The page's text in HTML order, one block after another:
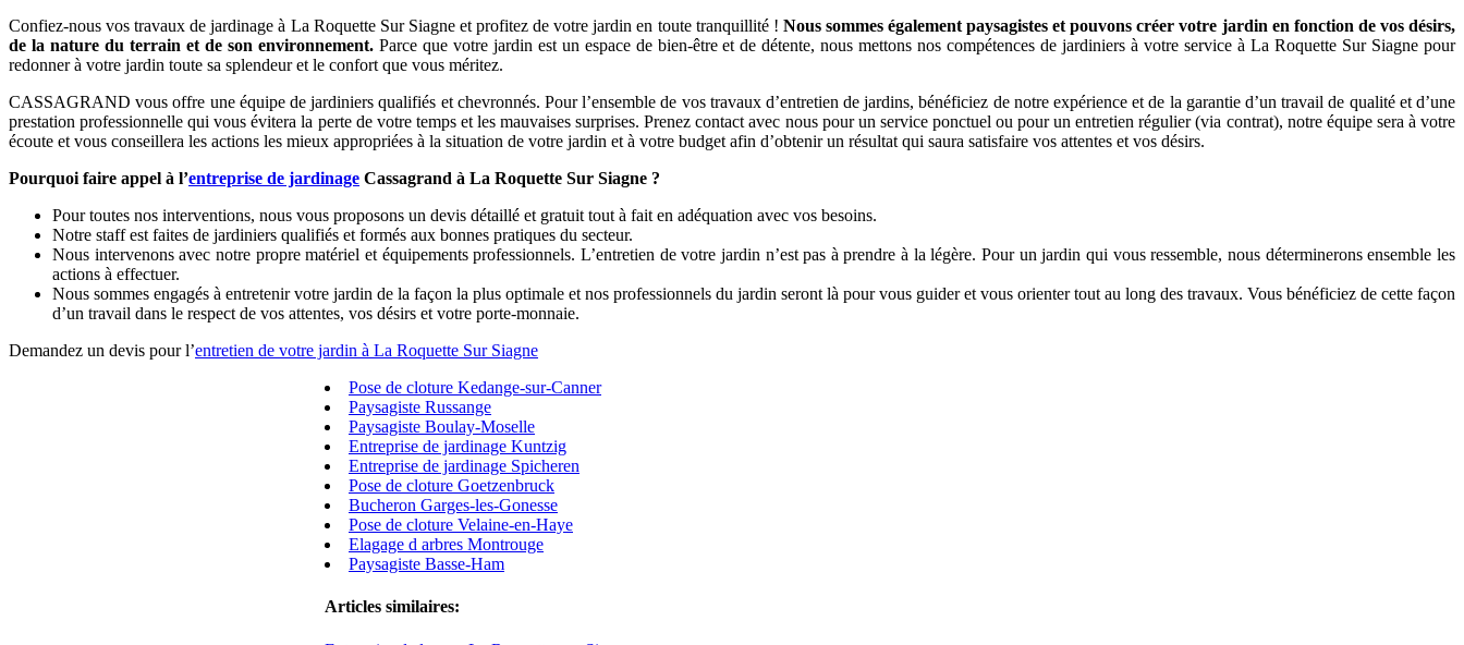
Confiez-nous vos travaux de jardinage à La Roquette Sur Siagne et profitez de votre jardin en toute tranquillité ! Nous sommes également paysagistes et pouvons créer votre jardin en fonction de vos désirs,
de la nature du terrain et de son environnement.Parce que votre jardin est un espace de bien-être et de détente, nous mettons nos compétences de jardiniers à votre service à La Roquette Sur Siagne pour
redonner à votre jardin toute sa splendeur et le confort que vous méritez.
CASSAGRAND vous offre une équipe de jardiniers qualifiés et chevronnés. Pour l’ensemble de vos travaux d’entretien de jardins, bénéficiez de notre expérience et de la garantie d’un travail de qualité et d’une
prestation professionnelle qui vous évitera la perte de votre temps et les mauvaises surprises. Prenez contact avec nous pour un service ponctuel ou pour un entretien régulier (via contrat), notre équipe sera à votre
écoute et vous conseillera les actions les mieux appropriées à la situation de votre jardin et à votre budget afin d’obtenir un résultat qui saura satisfaire vos attentes et vos désirs.
Pourquoi faire appel à l’entreprise de jardinage Cassagrand à La Roquette Sur Siagne ?
Pour toutes nos interventions, nous vous proposons un devis détaillé et gratuit tout à fait en adéquation avec vos besoins.
Notre staff est faites de jardiniers qualifiés et formés aux bonnes pratiques du secteur.
Nous intervenons avec notre propre matériel et équipements professionnels. L’entretien de votre jardin n’est pas à prendre à la légère. Pour un jardin qui vous ressemble, nous déterminerons ensemble les
actions à effectuer.
Nous sommes engagés à entretenir votre jardin de la façon la plus optimale et nos professionnels du jardin seront là pour vous guider et vous orienter tout au long des travaux. Vous bénéficiez de cette façon
d’un travail dans le respect de vos attentes, vos désirs et votre porte-monnaie.
Demandez un devis pour l’entretien de votre jardin à La Roquette Sur Siagne
Pose de cloture Kedange-sur-Canner
Paysagiste Russange
Paysagiste Boulay-Moselle
Entreprise de jardinage Kuntzig
Entreprise de jardinage Spicheren
Pose de cloture Goetzenbruck
Bucheron Garges-les-Gonesse
Pose de cloture Velaine-en-Haye
Elagage d arbres Montrouge
Paysagiste Basse-Ham
Articles similaires: